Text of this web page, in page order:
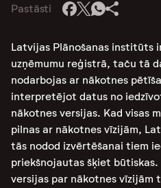
Pastāsti
Latvijas Plānošanas institūts
uzņēmumu reģistrā, taču tā
nodarbojas ar nākotnes
interpretējot datus no
nākotnes versijas. Kad visas
pilnas ar nākotnes vīzijām,
tās nodod izvērtēšanai tiem
priekšnojautas šķiet
versijas par nākotnes vīzijām